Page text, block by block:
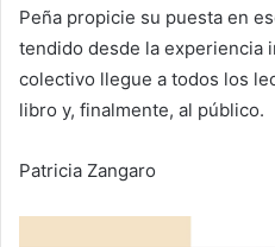
Peña propicie su puesta en
tendido desde la experiencia
colectivo llegue a todos los
libro y, finalmente, al público.
Patricia Zangaro